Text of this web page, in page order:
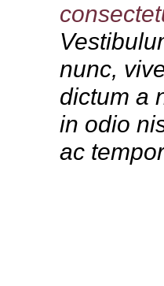
nunc,
dictum a
in odio
ac